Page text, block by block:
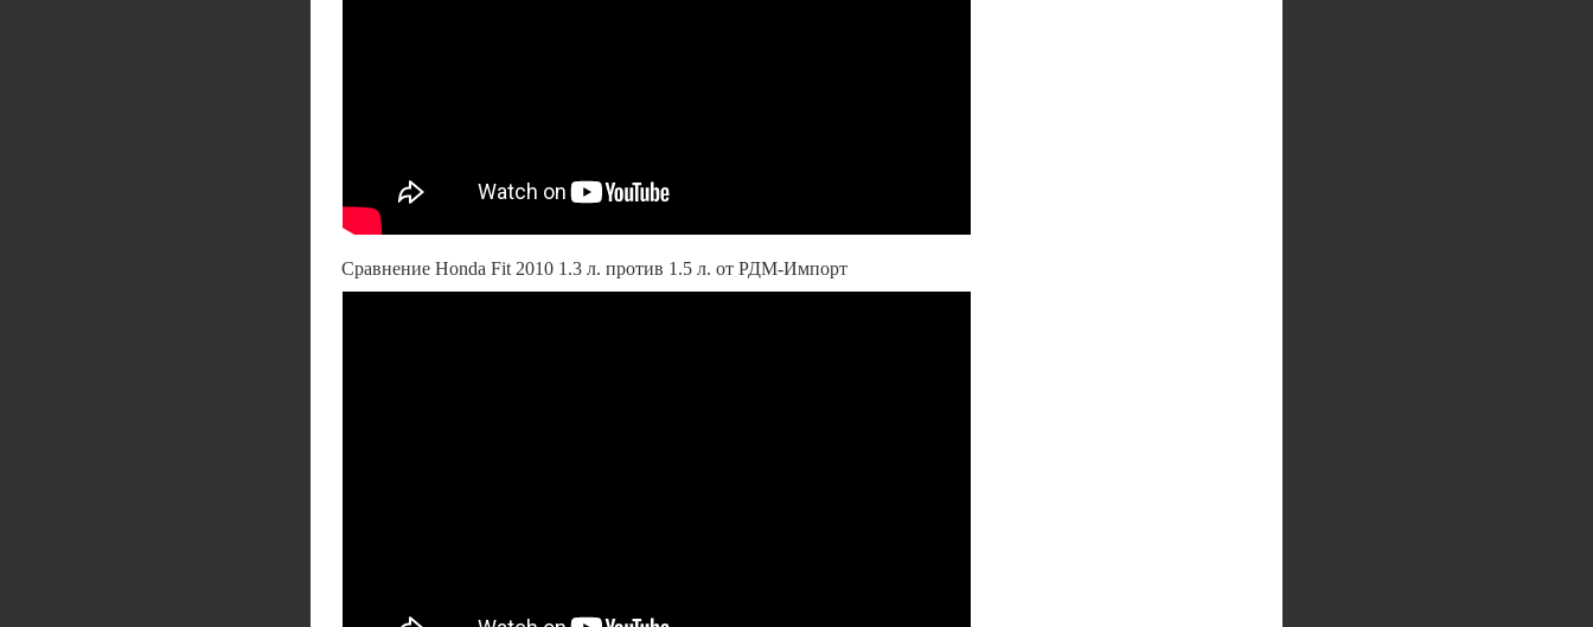
Сравнение Honda Fit 2010 1.3 л. против 1.5 л. от РДМ-Импорт